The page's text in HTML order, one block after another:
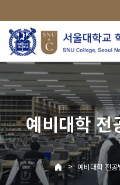
메뉴
예비대학 전
> 예비대학 전